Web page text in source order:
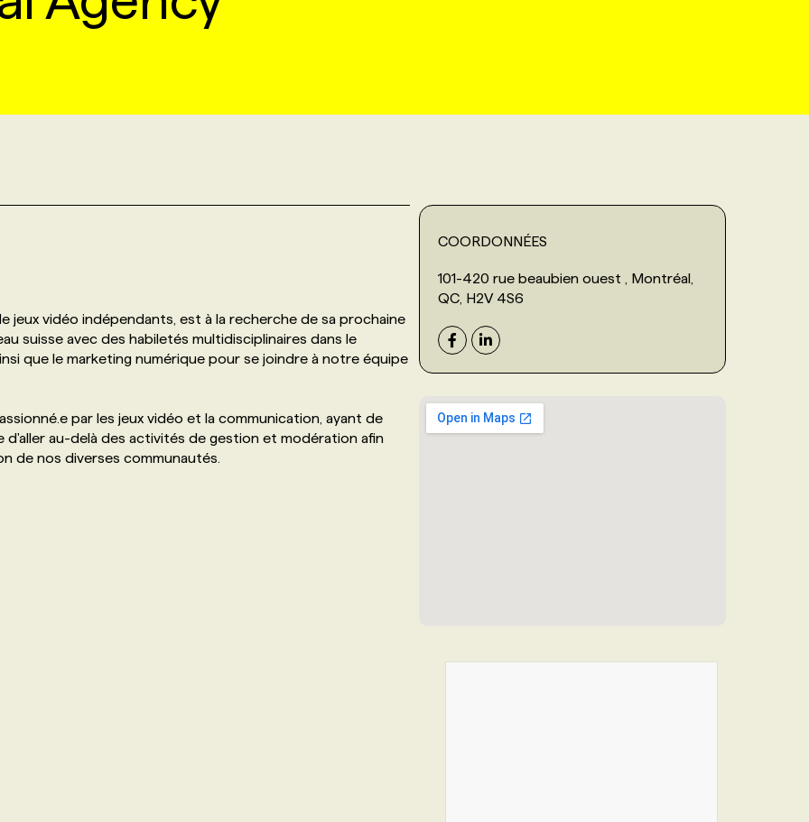
jeux vidéo indépendants, est à la recherche de sa prochaine
suisse avec des habiletés multidisciplinaires dans le
que le marketing numérique pour se joindre à notre équipe
par les jeux vidéo et la communication, ayant de
au-delà des activités de gestion et modération afin
de nos diverses communautés.
COORDONNÉES
101-420 rue beaubien ouest , Montréal,
QC, H2V 4S6